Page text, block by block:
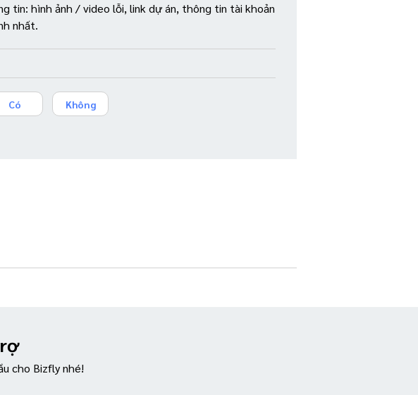
tin: hình ảnh / video lỗi, link dự án, thông tin tài khoản
nhất.
Có Không
cho Bizfly nhé!